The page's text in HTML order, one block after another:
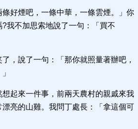
好煙吧，一條中華，一條雲煙。」你
我不加思索地說了一句：「買不
，說了一句：「那你就照量著辦吧，
起來一件事，前兩天農村的親戚來我
亮的山雞。我問丁處長：「拿這個可